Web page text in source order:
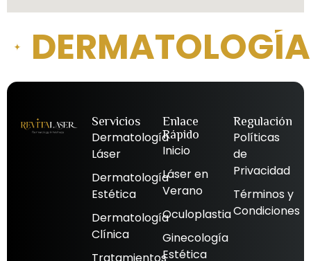
Servicios
Dermatología
Láser
Dermatología
Estética
Dermatología
Clínica
Enlace
Rápido
Inicio
Láser en
Verano
Oculoplastia
Ginecología
Estética
Regulación
Políticas
de
Privacidad
Términos y
Condiciones